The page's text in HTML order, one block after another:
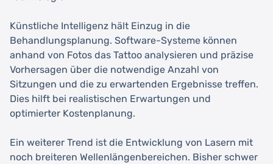
Künstliche Intelligenz hält Einzug in die
Behandlungsplanung. Software-Systeme können
anhand von Fotos das Tattoo analysieren und präzise
Vorhersagen über die notwendige Anzahl von
Sitzungen und die zu erwartenden Ergebnisse treffen.
Dies hilft bei realistischen Erwartungen und
optimierter Kostenplanung.
Ein weiterer Trend ist die Entwicklung von Lasern mit
noch breiteren Wellenlängenbereichen. Bisher schwer